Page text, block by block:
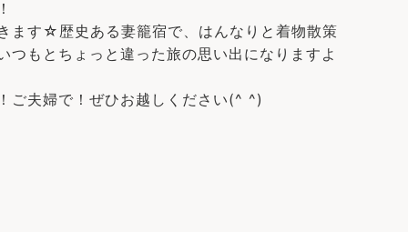
ます☆歴史ある妻籠宿で、はんなりと着物散策
つもとちょっと違った旅の思い出になりますよ
ご夫婦で！ぜひお越しください(^ ^)